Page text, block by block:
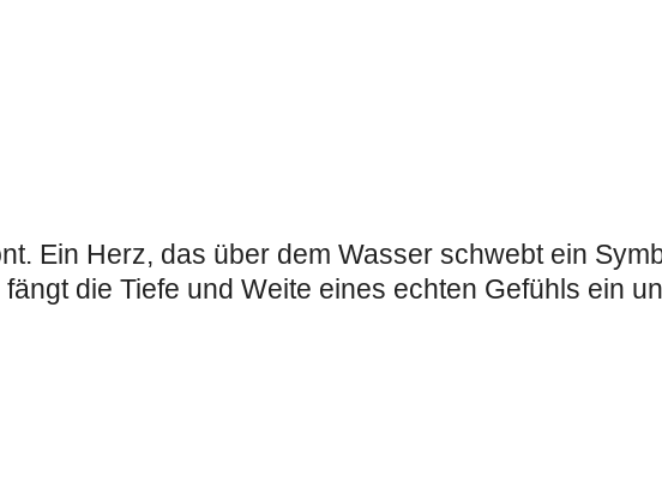
Ein Herz, das über dem Wasser schwebt ein
die Tiefe und Weite eines echten Gefühls ein